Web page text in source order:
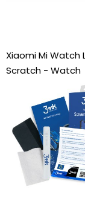
Xiaomi Mi Watch
Scratch - Watch